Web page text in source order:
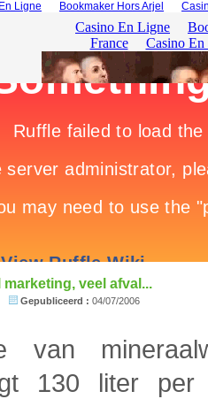
Ligne Bookmaker Hors Arjel
veel afval...
Gepubliceerd : 04/07/2006
van
130 liter per